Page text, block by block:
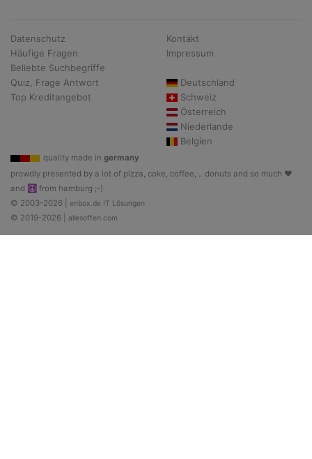
Datenschutz
Häufige Fragen
Beliebte Suchbegriffe
Quiz, Frage Antwort
Top Kreditangebot
Kontakt
Impressum
Deutschland
Schweiz
Österreich
Niederlande
Belgien
quality made in germany
prowdly presented by a lot of pizza, coke, coffee, .. donuts and so much ♥
and ☮ from hamburg ;-)
© 2003-2026 | enbox.de IT Lösungen
© 2019-2026 | allesoffen.com